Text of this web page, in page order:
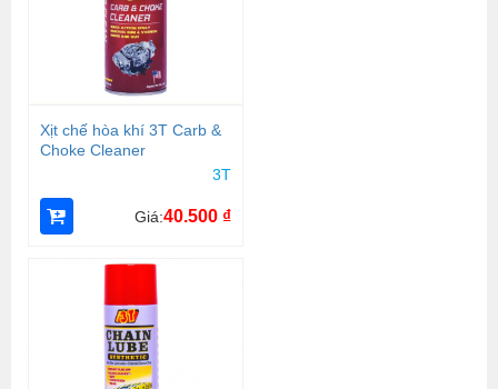
Xịt chế hòa khí 3T Carb &
Choke Cleaner
3T
Giá:40.500 ₫